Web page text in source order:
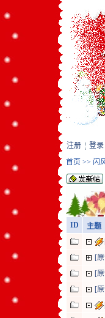
注册 登录
首页 >> 闪
ID 主题
[
[
[